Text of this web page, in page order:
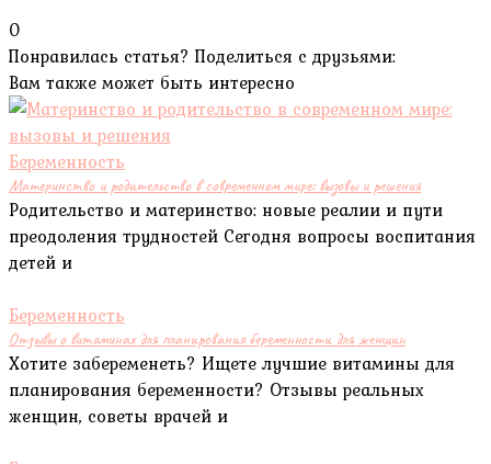
0
Понравилась статья? Поделиться с друзьями:
Вам также может быть интересно
Беременность
Материнство и родительство в современном мире: вызовы и решения
Родительство и материнство: новые реалии и пути
преодоления трудностей Сегодня вопросы воспитания
детей и
Беременность
Отзывы о витаминах для планирования беременности для женщин
Хотите забеременеть? Ищете лучшие витамины для
планирования беременности? Отзывы реальных
женщин, советы врачей и